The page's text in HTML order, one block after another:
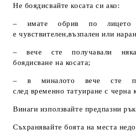
Не боядисвайте косата си ако:
– имате обрив по лицето
е чувствителен,възпален или
– вече сте получавали
боядисване на косата;
– в миналото вече сте
след временно татуиране с черна
Винаги използвайте предпазни
Съхранявайте боята на места